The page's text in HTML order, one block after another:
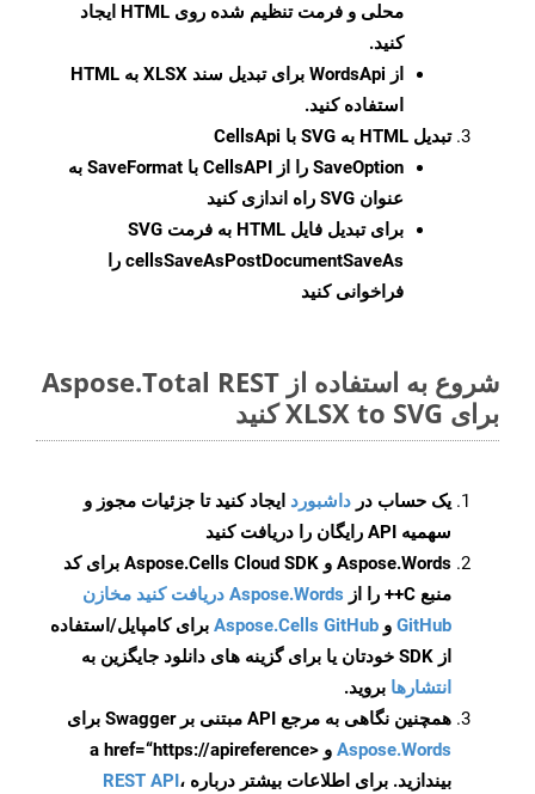
محلی و فرمت تنظیم شده روی HTML ایجاد
کنید.
از WordsApi برای تبدیل سند XLSX به HTML
استفاده کنید.
تبدیل HTML به SVG با CellsApi
SaveOption
را از CellsAPI با SaveFormat به
عنوان SVG راه اندازی کنید
برای تبدیل فایل HTML به فرمت
SVG
cellsSaveAsPostDocumentSaveAs را
فراخوانی کنید
شروع به استفاده از Aspose.Total REST
برای XLSX to SVG کنید
یک حساب در داشبورد ایجاد کنید تا جزئیات مجوز و
سهمیه API رایگان را دریافت کنید
Aspose.Words و Aspose.Cells Cloud SDK برای کد
منبع C++ را از
Aspose.Words دریافت کنید مخازن
GitHub و Aspose.Cells GitHub برای کامپایل/استفاده
از SDK خودتان یا برای گزینه های دانلود جایگزین به
انتشارها بروید.
همچنین نگاهی به مرجع API مبتنی بر Swagger برای
Aspose.Words
و <a href=“https://apireference
بیندازید. برای اطلاعات بیشتر درباره REST API،